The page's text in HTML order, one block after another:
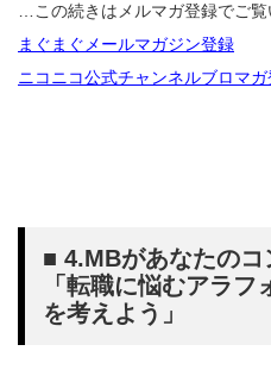
…この続きはメルマガ登録でご覧
まぐまぐメールマガジン登録
ニコニコ公式チャンネルブロマ
■ 4.MBがあなたの
「転職に悩むアラ
を考えよう」